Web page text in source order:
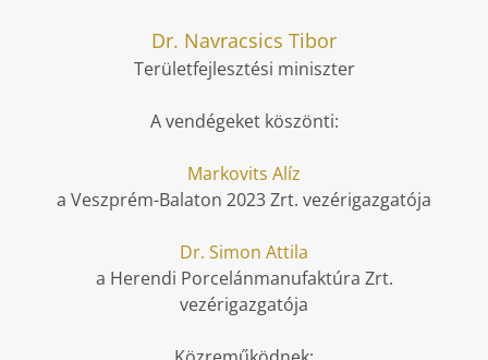
Dr. Navracsics Tibor
Területfejlesztési miniszter
A vendégeket köszönti:
Markovits Alíz
a Veszprém-Balaton 2023 Zrt. vezérigazgatója
Dr. Simon Attila
a Herendi Porcelánmanufaktúra Zrt.
vezérigazgatója